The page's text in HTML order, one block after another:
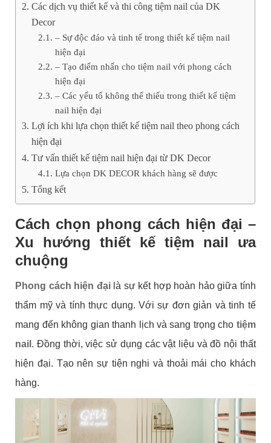
Các dịch vụ thiết kế và thi công tiệm nail của DK
Decor
– Sự độc đáo và tinh tế trong thiết kế tiệm nail
hiện đại
– Tạo điểm nhấn cho tiệm nail với phong cách
hiện đại
– Các yếu tố không thể thiếu trong thiết kế tiệm
nail hiện đại
Lợi ích khi lựa chọn thiết kế tiệm nail theo phong cách
hiện đại
Tư vấn thiết kế tiệm nail hiện đại từ DK Decor
Lựa chọn DK DECOR khách hàng sẽ được
Tổng kết
Cách chọn phong cách hiện đại –
Xu hướng thiết kế tiệm nail ưa
chuộng
Phong cách hiện đạilà sự kết hợp hoàn hảo giữa tính
thẩm mỹ và tính thực dụng. Với sự đơn giản và tinh tế
mang đến không gian thanh lịch và sang trọng cho tiệm
nail . Đồng thời, việc sử dụng các vật liệu và đồ nội thất
hiện đại. Tạo nên sự tiện nghi và thoải mái cho khách
hàng.